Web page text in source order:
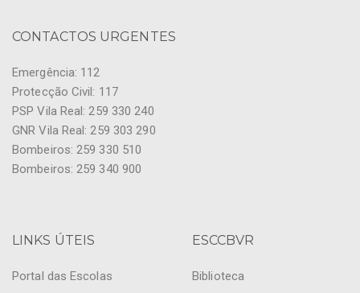
CONTACTOS URGENTES
Emergência: 112
Protecção Civil: 117
PSP Vila Real: 259 330 240
GNR Vila Real: 259 303 290
Bombeiros: 259 330 510
Bombeiros: 259 340 900
LINKS ÚTEIS
Portal das Escolas
ESCCBVR
Biblioteca